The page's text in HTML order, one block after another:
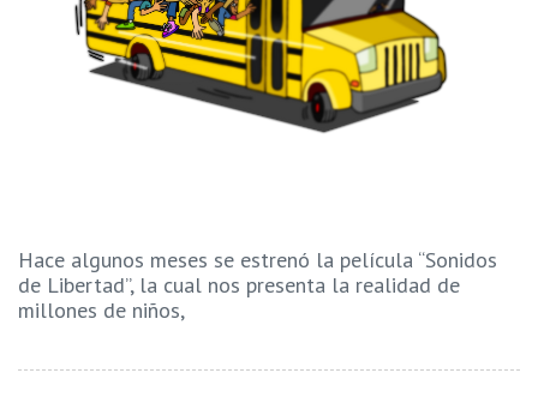
Hace algunos meses se estrenó la película “Sonidos
de Libertad”, la cual nos presenta la realidad de
millones de niños,